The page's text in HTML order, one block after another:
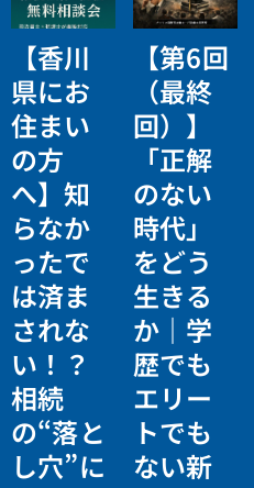
【香川
県にお
住まい
の方
へ】知
らなか
ったで
は済ま
されな
い！？
相続
の“落と
し穴”に
【第6回
（最終
回）】
「正解
のない
時代」
をどう
生きる
か｜学
歴でも
エリー
トでも
ない新